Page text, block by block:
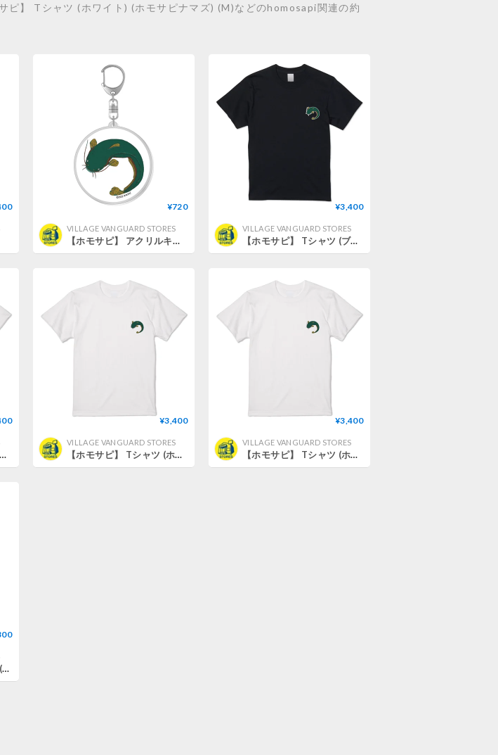
ピ】 Tシャツ (ホワイト) (ホモサピナマズ) (M)などのhomosapi関連の約
¥720
VILLAGE VANGUARD STORES
【ホモサピ】 アクリルキーホルダー
¥3,400
VILLAGE VANGUARD STORES
【ホモサピ】 Tシャツ (ブラック) (ホモサピナマズ) (XL)
【ホモサピ】 Tシャツ (ホワイト) (ホモサピナマズ) (XL)
¥3,400
VILLAGE VANGUARD STORES
【ホモサピ】 Tシャツ (ホワイト) (ホモサピナマズ) (L)
¥3,400
VILLAGE VANGUARD STORES
【ホモサピ】 Tシャツ (ホワイト) (ホモサピナマズ) (M)
【ホモサピ】 サコッシュ (ナチュラル)